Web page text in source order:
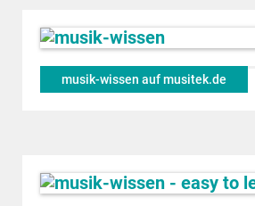
musik-wissen auf musitek.de